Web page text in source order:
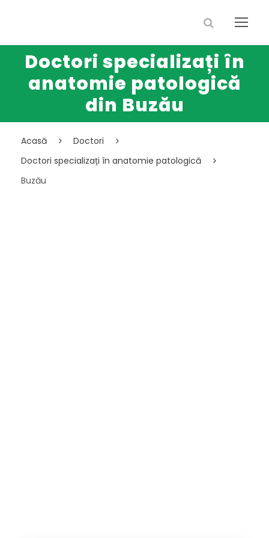
Doctori specializați în
anatomie patologică
din Buzău
Acasă
Doctori
Doctori specializați în anatomie patologică
Buzău